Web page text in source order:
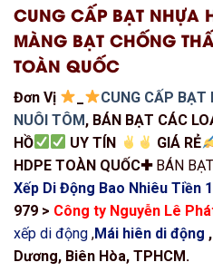
CUNG CẤP BẠT NHỰA
MÀNG BẠT CHỐNG
TOÀN QUỐC
Đơn Vị
CUNG CẤP BẠT
NUÔI TÔM, BÁN BẠT CÁC
HỒ
UY TÍN GIÁ RẺ
HDPE TOÀN QUỐC✚BÁN
Xếp Di Động Bao Nhiêu Tiền
979 > Công ty Nguyễn Lê
xếp di động ,Mái hiên di động ,
Dương, Biên Hòa, TPHCM.